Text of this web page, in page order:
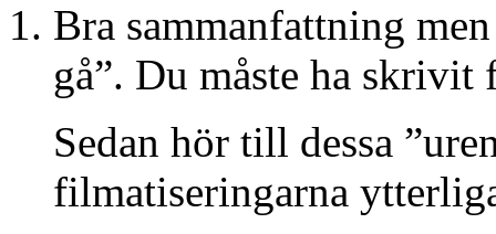
Bra sammanfattning
gå”. Du måste ha skrivit
Sedan hör till dessa
filmatiseringarna